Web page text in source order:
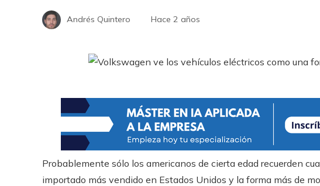
Andrés Quintero Hace 2 años
Probablemente sólo los americanos de cierta edad recuerden
importado más vendido en Estados Unidos y la forma más de